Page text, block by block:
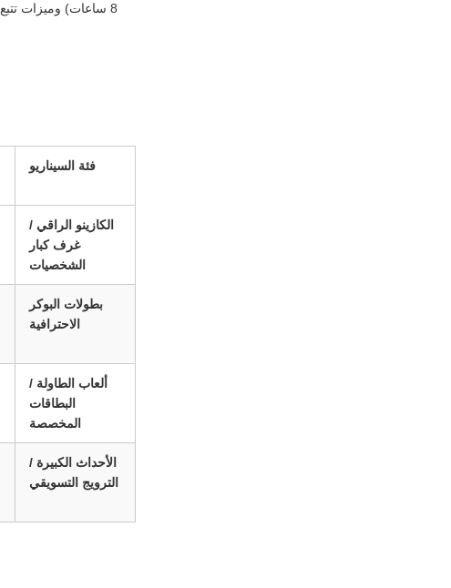
8 ساعات) وميزات تتبع عالية التقنية مثل
فئة السيناريو
الكازينو الراقي /
غرف كبار
الشخصيات
بطولات البوكر
الاحترافية
ألعاب الطاولة /
البطاقات
المخصصة
الأحداث الكبيرة /
الترويج التسويقي